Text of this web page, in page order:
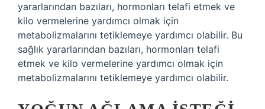
yararlarından bazıları, hormonları telafi etmek ve
kilo vermelerine yardımcı olmak için
metabolizmalarını tetiklemeye yardımcı olabilir. Bu
sağlık yararlarından bazıları, hormonları telafi
etmek ve kilo vermelerine yardımcı olmak için
metabolizmalarını tetiklemeye yardımcı olabilir.